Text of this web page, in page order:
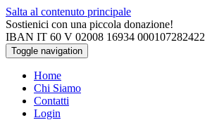
Salta al contenuto principale
Sostienici con una piccola donazione!
IBAN IT 60 V 02008 16934 000107282422
Toggle navigation
Home
Chi Siamo
Contatti
Login